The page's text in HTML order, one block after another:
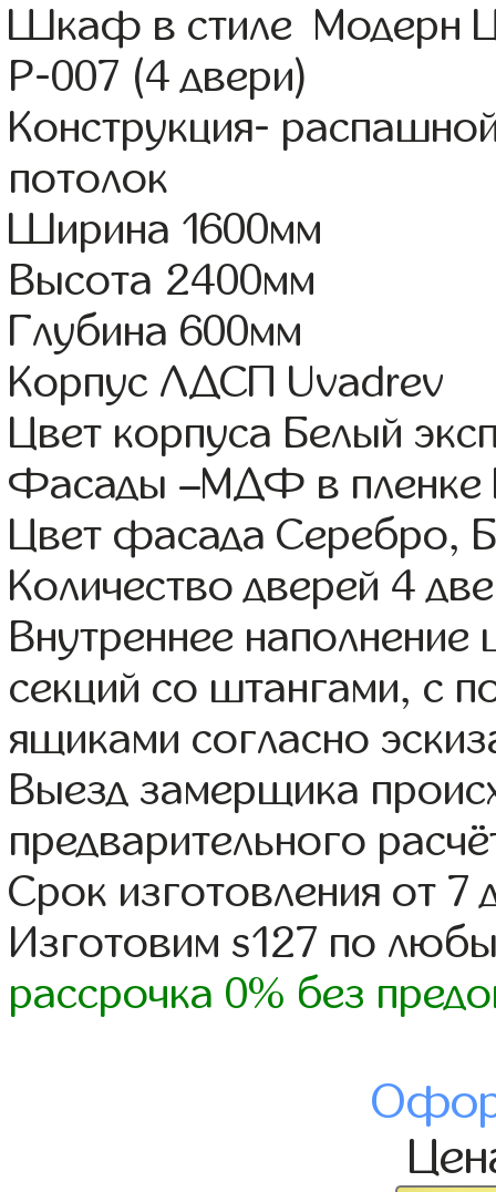
Шкаф в стиле Модерн
Р-007 (4 двери)
Конструкция-
потолок
Ширина 1600мм
Высота 2400мм
Глубина 600мм
Корпус ЛДСП Uvadrev
Цвет корпуса Белый
Фасады –МДФ в пленке
Цвет фасада Серебро,
Количество дверей 4
Внутреннее
секций со штангами, с
ящиками согласно
Выезд замерщика
предварительного
Срок изготовления от 7
Изготовим s127 по
рассрочка 0% без